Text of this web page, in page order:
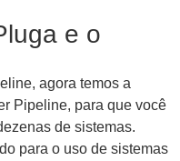
e o
agora temos a
Pipeline, para que você
de sistemas.
para o uso de sistemas